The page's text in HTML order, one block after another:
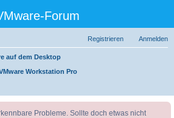
Forum
Anmelden
Registrieren
auf dem Desktop
Workstation Pro
uc
Probleme. Sollte doch etwas nicht